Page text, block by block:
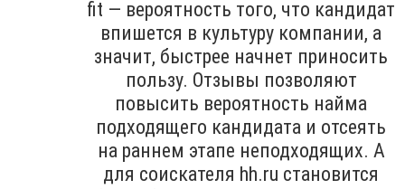
fit — вероятность того, что кандидат
впишется в культуру компании, а
значит, быстрее начнет приносить
пользу. Отзывы позволяют
повысить вероятность найма
подходящего кандидата и отсеять
на раннем этапе неподходящих. А
для соискателя hh.ru становится